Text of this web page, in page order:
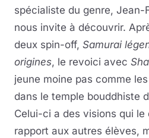
spécialiste du genre, Jean-
nous invite à découvrir.
deux spin-off, Samurai
origines, le revoici avec
jeune moine pas comme
dans le temple bouddhiste
Celui-ci a des visions qui
rapport aux autres élèves,